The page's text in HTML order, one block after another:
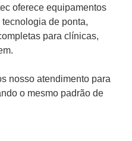
oferece equipamentos
de ponta,
para clínicas,
nosso atendimento para
o mesmo padrão de